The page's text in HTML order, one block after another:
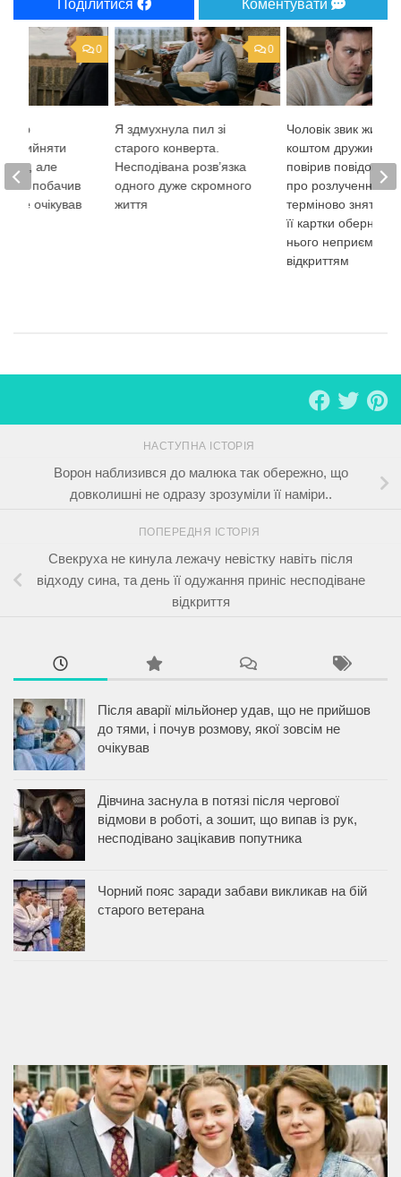
Поділитися Коментувати
0
Я здмухнула пил зі
старого конверта.
Несподівана розв’язка
одного дуже скромного
життя
Чоловік звик жити
коштом дружини й
повірив
про розлучення.
терміново зняти
її картки
нього неприємним
відкриттям
0
прийняти
але
побачив
не очікував
НАСТУПНА ІСТОРІЯ
Ворон наблизився до малюка так обережно, що
довколишні не одразу зрозуміли її наміри..
ПОПЕРЕДНЯ ІСТОРІЯ
Свекруха не кинула лежачу невістку навіть після
відходу сина, та день її одужання приніс несподіване
відкриття
Після аварії мільйонер удав, що не прийшов
до тями, і почув розмову, якої зовсім не
очікував
Дівчина заснула в потязі після чергової
відмови в роботі, а зошит, що випав із рук,
несподівано зацікавив попутника
Чорний пояс заради забави викликав на бій
старого ветерана